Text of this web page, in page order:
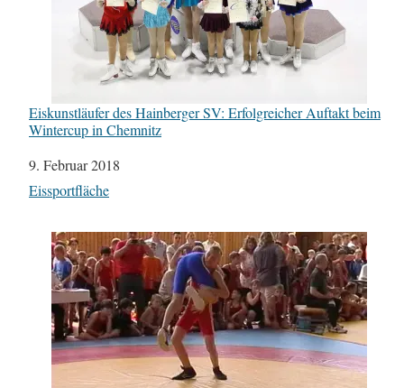
Eiskunstläufer des Hainberger SV: Erfolgreicher Auftakt beim
Wintercup in Chemnitz
Datum
9. Februar 2018
In Bezug auf
Eissportfläche